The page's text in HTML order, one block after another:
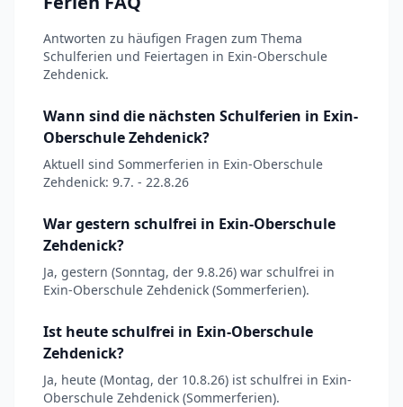
Antworten zu häufigen Fragen zum Thema
Schulferien und Feiertagen in Exin-Oberschule
Zehdenick.
Wann sind die nächsten Schulferien in Exin-
Oberschule Zehdenick?
Aktuell sind Sommerferien in Exin-Oberschule
Zehdenick: 9.7. - 22.8.26
War gestern schulfrei in Exin-Oberschule
Zehdenick?
Ja, gestern (Sonntag, der 9.8.26) war schulfrei in
Exin-Oberschule Zehdenick (Sommerferien).
Ist heute schulfrei in Exin-Oberschule
Zehdenick?
Ja, heute (Montag, der 10.8.26) ist schulfrei in Exin-
Oberschule Zehdenick (Sommerferien).